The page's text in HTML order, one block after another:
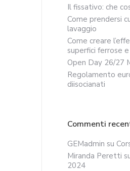
Il fissativo: che
Come prendersi
lavaggio
Come creare
superfici ferrose
Open Day 26/27
Regolamento
diisocianati
Commenti
GEMadmin su
Miranda Peretti
2024